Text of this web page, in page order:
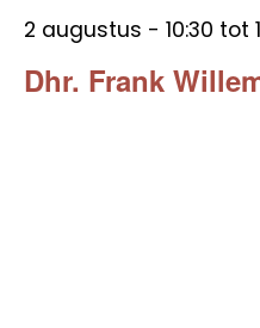
Dhr. Frank
2 augustus - 10:30 tot